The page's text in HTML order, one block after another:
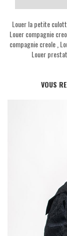
Louer la petite
Louer compagnie
compagnie creole,
Louer
VOUS